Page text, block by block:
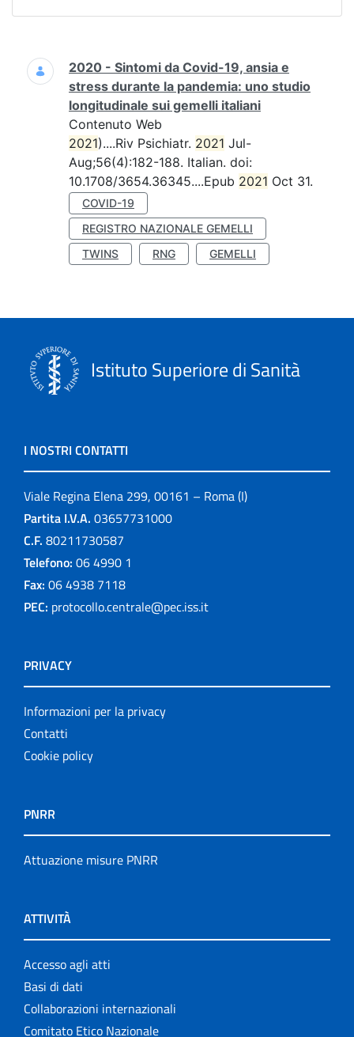
Ricerca
2020 - Sintomi da Covid-19, ansia e
stress durante la pandemia: uno studio
longitudinale sui gemelli italiani
Contenuto Web
2021)....Riv Psichiatr. 2021 Jul-
Aug;56(4):182-188. Italian. doi:
10.1708/3654.36345....Epub 2021 Oct 31.
COVID-19
REGISTRO NAZIONALE GEMELLI
TWINS
RNG GEMELLI
Istituto Superiore di Sanità
I NOSTRI CONTATTI
Viale Regina Elena 299, 00161 – Roma (I)
Partita I.V.A. 03657731000
C.F. 80211730587
Telefono: 06 4990 1
Fax: 06 4938 7118
PEC: protocollo.centrale@pec.iss.it
PRIVACY
Informazioni per la privacy
Contatti
Cookie policy
PNRR
Attuazione misure PNRR
ATTIVITÀ
Accesso agli atti
Basi di dati
Collaborazioni internazionali
Comitato Etico Nazionale